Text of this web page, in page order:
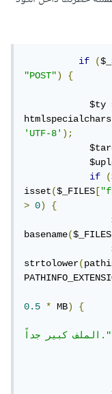
القديمة
الثاني .
إسمها تلقائيا.
if (
"POST") {
'UTF-8');
if
isset($_FILES[
>
0)
{
basename(
strtolower(
0.5
* MB)
{
كبير جداً."